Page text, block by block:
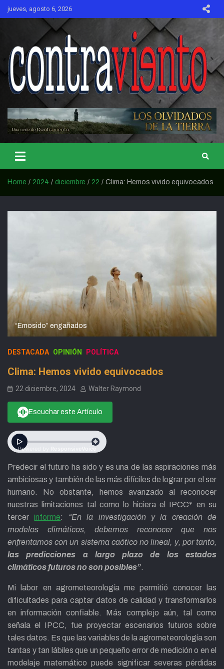
Skip
jueves, agosto 6, 2026
CONTRAVIENTO
Home 2024 diciembre 22 Clima: Hemos vivido equivocados
“Emosido” engañados
DESTACADA OPINIÓN POLÍTICA
Clima: Hemos vivido equivocados
22 diciembre, 2024 Walter Raymond
Escuchar este Artículo
Predecir el futuro ha sido y es una de las aspiraciones más
ambiciosas y también de las más difíciles de lograr por el ser
humano. No obstante, hemos avanzado al reconocer
nuestras limitaciones tal como lo hiciera el IPCC* en su
tercerinforme: “En la investigación y la creación de
modelos climáticos, debemos reconocer que nos
enfrentamos con un sistema caótico no lineal, y, por tanto,
las predicciones a largo plazo de los estados
climáticos futuros no son posibles”.
Mi labor en agrometeorología me permitió conocer las
dificultades para captar datos de calidad y transformarlos
en información confiable. Más complejo aún, tal como
señala el IPCC, fue proyectar escenarios futuros sobre
tales datos. Es que las variables de la agrometeorología son
tantas y tan lábiles que un pequeño error de medición o en el
modelaje matemático puede significar severas pérdidas